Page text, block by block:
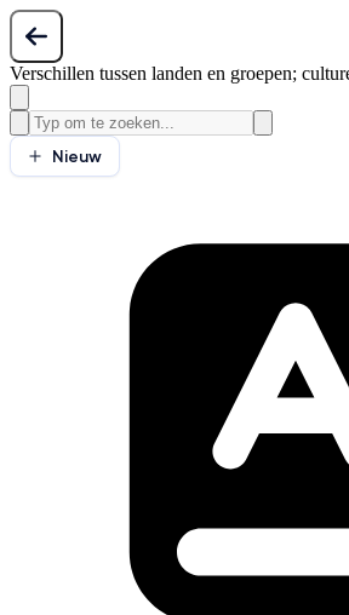
Verschillen tussen landen en groepen;
Nieuw